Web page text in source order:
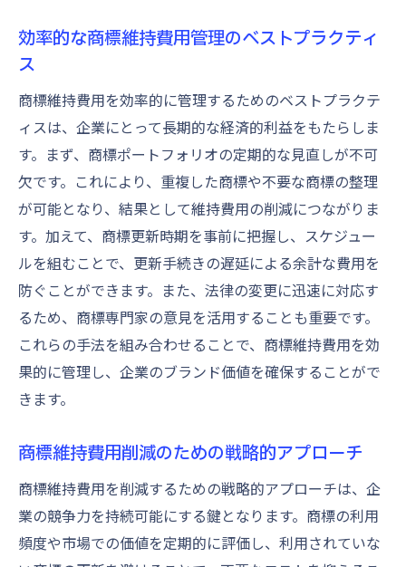
効率的な商標維持費用管理のベストプラクティ
ス
商標維持費用を効率的に管理するためのベストプラクテ
ィスは、企業にとって長期的な経済的利益をもたらしま
す。まず、商標ポートフォリオの定期的な見直しが不可
欠です。これにより、重複した商標や不要な商標の整理
が可能となり、結果として維持費用の削減につながりま
す。加えて、商標更新時期を事前に把握し、スケジュー
ルを組むことで、更新手続きの遅延による余計な費用を
防ぐことができます。また、法律の変更に迅速に対応す
るため、商標専門家の意見を活用することも重要です。
これらの手法を組み合わせることで、商標維持費用を効
果的に管理し、企業のブランド価値を確保することがで
きます。
商標維持費用削減のための戦略的アプローチ
商標維持費用を削減するための戦略的アプローチは、企
業の競争力を持続可能にする鍵となります。商標の利用
頻度や市場での価値を定期的に評価し、利用されていな